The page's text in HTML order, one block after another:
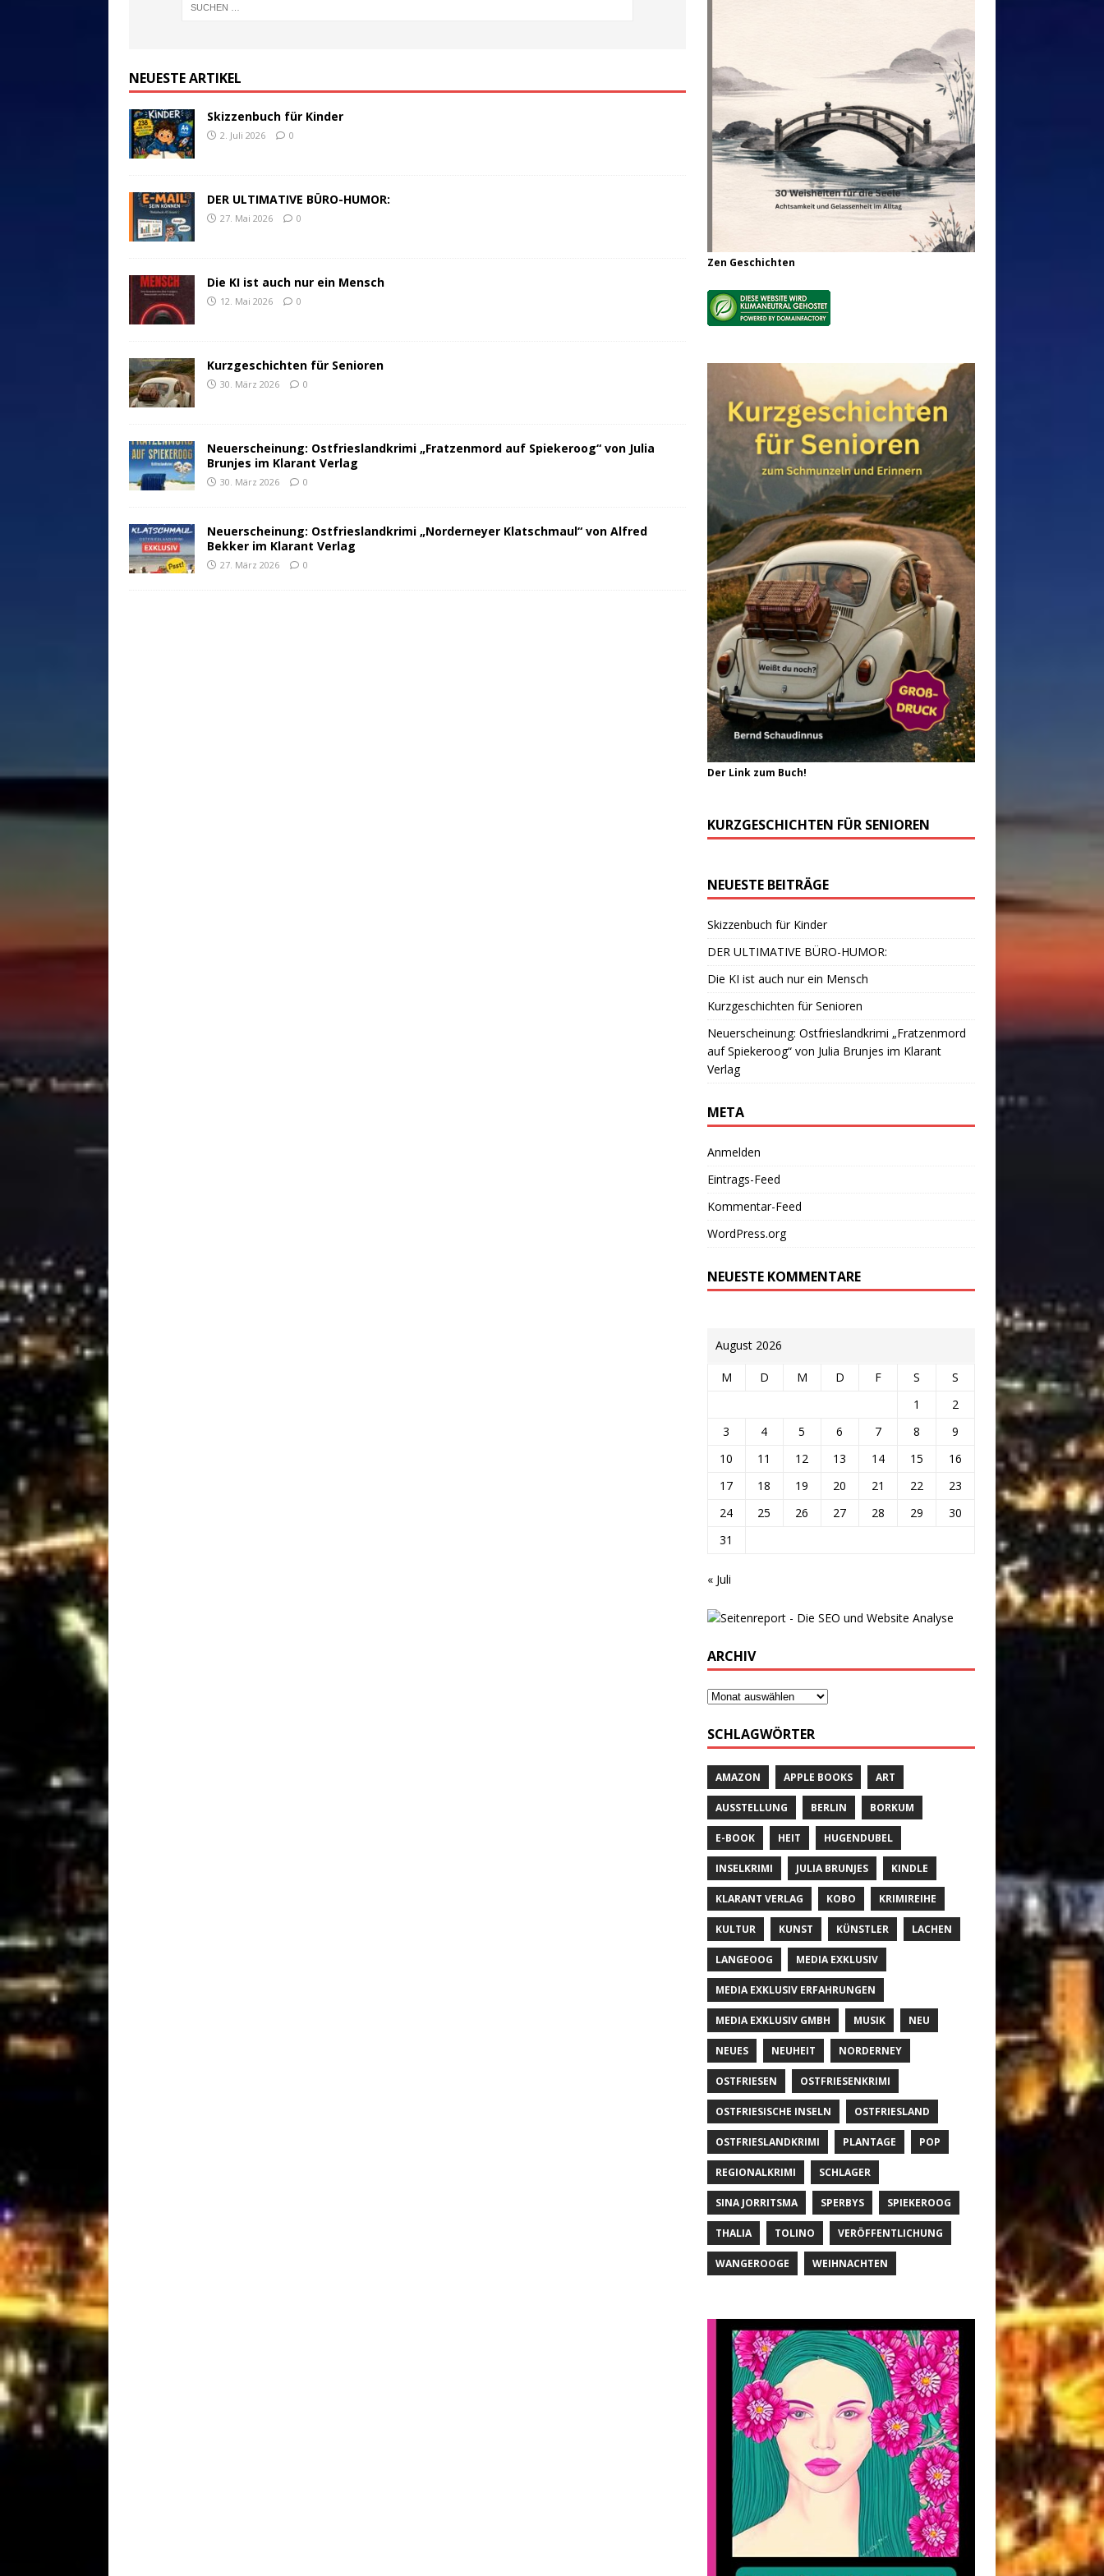
NEUESTE ARTIKEL
Skizzenbuch für Kinder
2. Juli 2026 0
DER ULTIMATIVE BÜRO-HUMOR:
27. Mai 2026 0
Die KI ist auch nur ein Mensch
12. Mai 2026 0
Kurzgeschichten für Senioren
30. März 2026 0
Neuerscheinung: Ostfrieslandkrimi „Fratzenmord auf Spiekeroog“ von Julia
Brunjes im Klarant Verlag
30. März 2026 0
Neuerscheinung: Ostfrieslandkrimi „Norderneyer Klatschmaul“ von Alfred
Bekker im Klarant Verlag
27. März 2026 0
Zen Geschichten
Der Link zum Buch!
KURZGESCHICHTEN FÜR SENIOREN
NEUESTE BEITRÄGE
Skizzenbuch für Kinder
DER ULTIMATIVE BÜRO-HUMOR:
Die KI ist auch nur ein Mensch
Kurzgeschichten für Senioren
Neuerscheinung: Ostfrieslandkrimi „Fratzenmord
auf Spiekeroog“ von Julia Brunjes im Klarant
Verlag
META
Anmelden
Eintrags-Feed
Kommentar-Feed
WordPress.org
NEUESTE KOMMENTARE
August 2026
M D M D F S
S
1
2
3
4 5 6 7 8
9
10
11 12 13 14 15
16
17
18 19 20 21 22
23
24
25 26 27 28 29
30
31
« Juli
ARCHIV
SCHLAGWÖRTER
AMAZON APPLE BOOKS ART
AUSSTELLUNG BERLIN BORKUM
E-BOOK HEIT HUGENDUBEL
INSELKRIMI JULIA BRUNJES KINDLE
KLARANT VERLAG KOBO KRIMIREIHE
KULTUR KUNST KÜNSTLER LACHEN
LANGEOOG MEDIA EXKLUSIV
MEDIA EXKLUSIV ERFAHRUNGEN
MEDIA EXKLUSIV GMBH MUSIK NEU
NEUES NEUHEIT NORDERNEY
OSTFRIESEN OSTFRIESENKRIMI
OSTFRIESISCHE INSELN OSTFRIESLAND
OSTFRIESLANDKRIMI PLANTAGE POP
REGIONALKRIMI SCHLAGER
SINA JORRITSMA SPERBYS SPIEKEROOG
THALIA TOLINO VERÖFFENTLICHUNG
WANGEROOGE WEIHNACHTEN